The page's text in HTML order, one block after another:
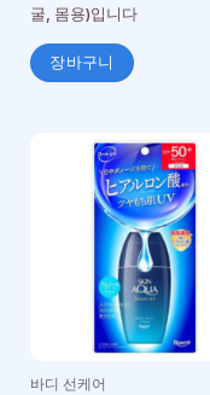
굴, 몸용)입니다
장바구니
바디 선케어